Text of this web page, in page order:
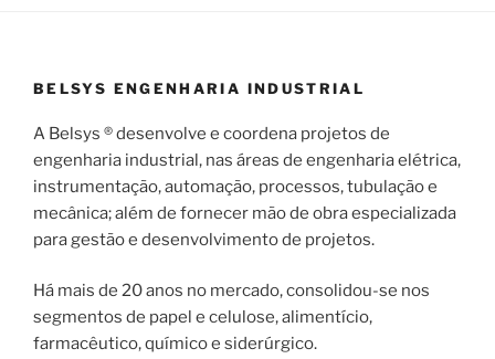
BELSYS ENGENHARIA INDUSTRIAL
A Belsys ® desenvolve e coordena projetos de
engenharia industrial, nas áreas de engenharia elétrica,
instrumentação, automação, processos, tubulação e
mecânica; além de fornecer mão de obra especializada
para gestão e desenvolvimento de projetos.
Há mais de 20 anos no mercado, consolidou-se nos
segmentos de papel e celulose, alimentício,
farmacêutico, químico e siderúrgico.